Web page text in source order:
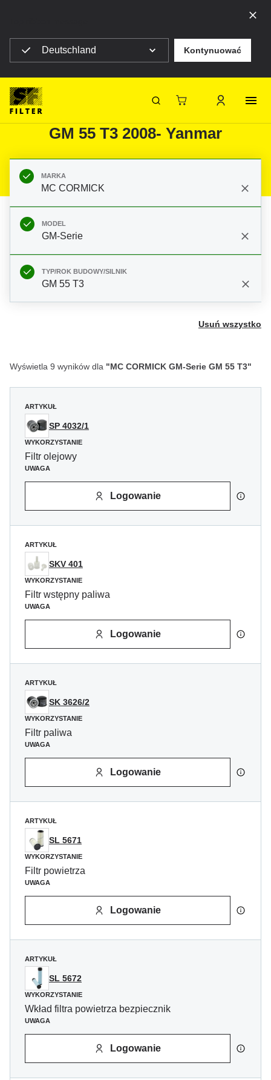
Deutschland Kontynuować
SF-Filter
Filtry do MC CORMICK GM-Serie
GM 55 T3 2008- Yanmar
MARKA
MC CORMICK
MODEL
GM-Serie
TYP/ROK BUDOWY/SILNIK
GM 55 T3
Usuń wszystko
Wyświetla 9 wyników dla "MC CORMICK GM-Serie GM 55 T3"
ARTYKUŁ
SP 4032/1
WYKORZYSTANIE
Filtr olejowy
UWAGA
Logowanie
ARTYKUŁ
SKV 401
WYKORZYSTANIE
Filtr wstępny paliwa
UWAGA
Logowanie
ARTYKUŁ
SK 3626/2
WYKORZYSTANIE
Filtr paliwa
UWAGA
Logowanie
ARTYKUŁ
SL 5671
WYKORZYSTANIE
Filtr powietrza
UWAGA
Logowanie
ARTYKUŁ
SL 5672
WYKORZYSTANIE
Wkład filtra powietrza bezpiecznik
UWAGA
Logowanie